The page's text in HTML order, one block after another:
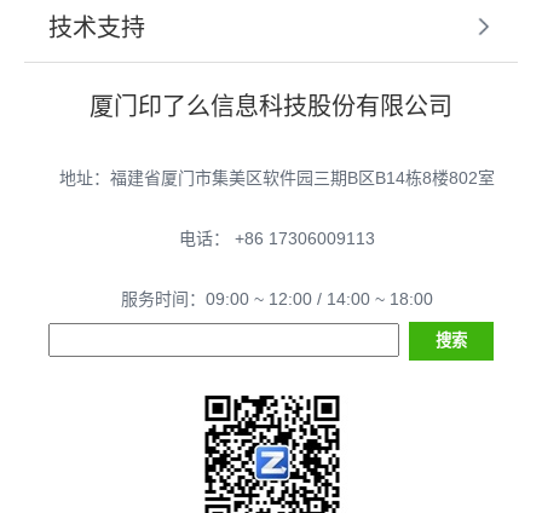
技术支持
厦门印了么信息科技股份有限公司
地址：福建省厦门市集美区软件园三期B区B14栋8楼802室
电话： +86 17306009113
服务时间：09:00 ~ 12:00 / 14:00 ~ 18:00